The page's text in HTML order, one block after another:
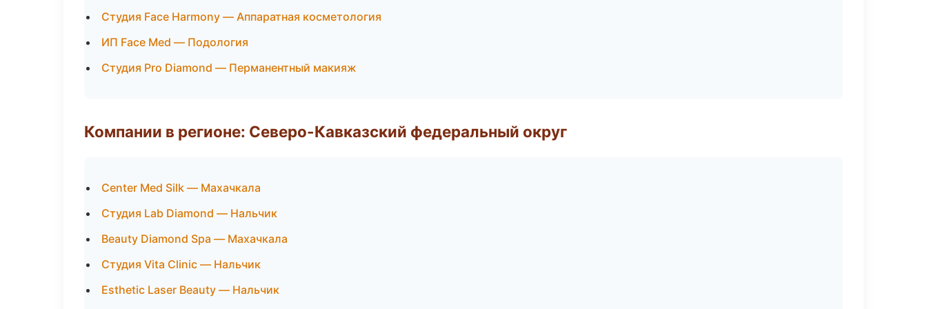
Студия Face Harmony — Аппаратная косметология
ИП Face Med — Подология
Студия Pro Diamond — Перманентный макияж
Компании в регионе: Северо-Кавказский федеральный округ
Center Med Silk — Махачкала
Студия Lab Diamond — Нальчик
Beauty Diamond Spa — Махачкала
Студия Vita Clinic — Нальчик
Esthetic Laser Beauty — Нальчик